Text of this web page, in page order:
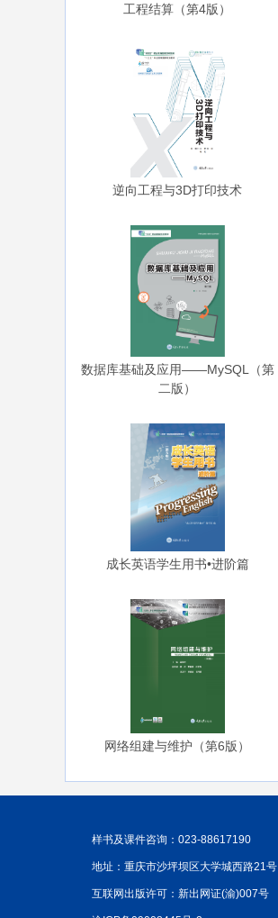
工程结算（第4版）
逆向工程与3D打印技术
数据库基础及应用——MySQL（第
二版）
成长英语学生用书•进阶篇
网络组建与维护（第6版）
样书及课件咨询：023-88617190
地址：重庆市沙坪坝区大学城西路21号
互联网出版许可：新出网证(渝)007号